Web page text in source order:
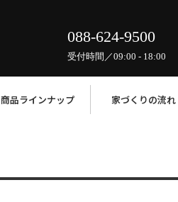
088-624-9500
受付時間／09:00 - 18:00
商品ラインナップ 家づくりの流れ